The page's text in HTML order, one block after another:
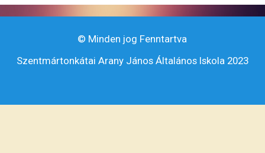
© Minden jog Fenntartva
Szentmártonkátai Arany János Általános Iskola 2023